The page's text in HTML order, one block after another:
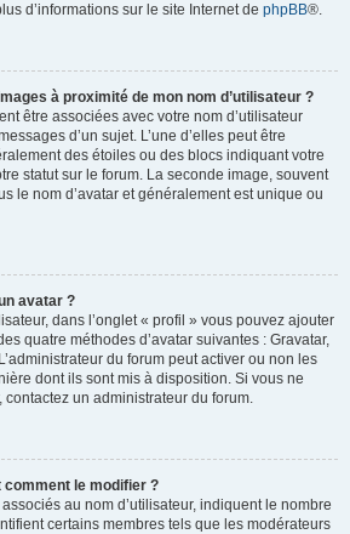
d’informations sur le site Internet de phpBB®.
à proximité de mon nom d’utilisateur ?
être associées avec votre nom d’utilisateur
d’un sujet. L’une d’elles peut être
des étoiles ou des blocs indiquant votre
statut sur le forum. La seconde image, souvent
le nom d’avatar et généralement est unique ou
avatar ?
dans l’onglet « profil » vous pouvez ajouter
quatre méthodes d’avatar suivantes : Gravatar,
du forum peut activer ou non les
dont ils sont mis à disposition. Si vous ne
contactez un administrateur du forum.
comment le modifier ?
au nom d’utilisateur, indiquent le nombre
certains membres tels que les modérateurs